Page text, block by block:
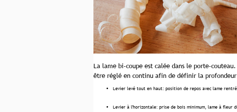
La lame bi-coupe est calée dans le porte-
être réglé en continu afin de définir la
Levier levé tout en haut: position de repos avec lame
Levier à l'horizontale: prise de bois minimum, lame à fleur